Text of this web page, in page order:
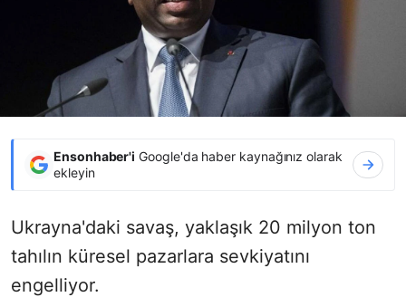
Ensonhaber'i Google'da haber kaynağınız olarak
ekleyin
Ukrayna'daki savaş, yaklaşık 20 milyon ton
tahılın küresel pazarlara sevkiyatını
engelliyor.